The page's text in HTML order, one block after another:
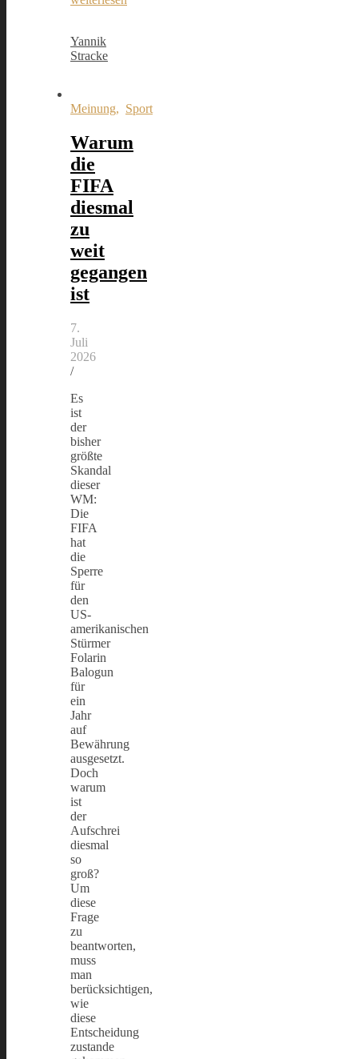
Yannik
Stracke
Meinung, Sport
Warum
die
FIFA
diesmal
zu
weit
gegangen
ist
7.
Juli
2026
/
Es
ist
der
bisher
größte
Skandal
dieser
WM:
Die
FIFA
hat
die
Sperre
für
den
US-
amerikanischen
Stürmer
Folarin
Balogun
für
ein
Jahr
auf
Bewährung
ausgesetzt.
Doch
warum
ist
der
Aufschrei
diesmal
so
groß?
Um
diese
Frage
zu
beantworten,
muss
man
berücksichtigen,
wie
diese
Entscheidung
zustande